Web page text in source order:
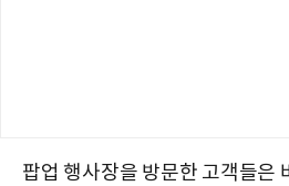
팝업 행사장을 방문한 고객들은